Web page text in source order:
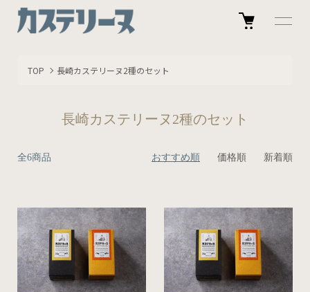
TOP 長崎カステリーヌ2種のセット
長崎カステリーヌ2種のセット
全6商品 おすすめ順 価格順 新着順